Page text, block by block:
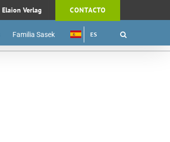
Elaion Verlag CONTACTO
Familia Sasek ES